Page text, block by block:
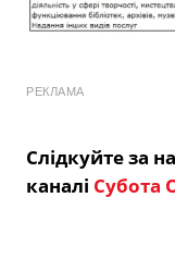
РЕКЛАМА
Слідкуйте за
каналі Субота